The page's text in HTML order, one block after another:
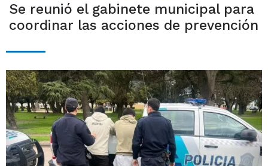
Se reunió el gabinete municipal para
coordinar las acciones de prevención